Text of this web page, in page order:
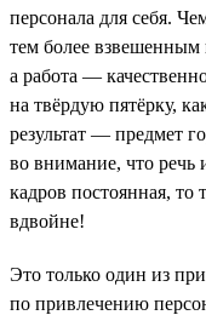
персонала для себя.
тем более
а работа —
на твёрдую пятёрку,
результат — предмет
во внимание, что речь
кадров постоянная, то
вдвойне!
Это только один из
по привлечению